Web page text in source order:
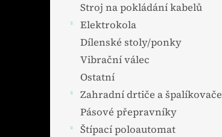
Stroj na pokládání kabelů
Elektrokola
Dílenské stoly/ponky
Vibrační válec
Ostatní
Zahradní drtiče a špalíkovače
Pásové přepravníky
Štípací poloautomat